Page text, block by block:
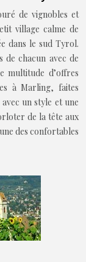
de vignobles et
village calme de
dans le sud Tyrol.
chacun avec de
multitude d’offres
à Marling, faites
un style et une
de la tête aux
des confortables